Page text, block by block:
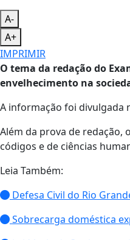
A-
A+
IMPRIMIR
O tema da redação do
envelhecimento na
A informação foi divulgada
Além da prova de redação,
códigos e de ciências
Leia Também:
Defesa Civil do Rio
Sobrecarga doméstica